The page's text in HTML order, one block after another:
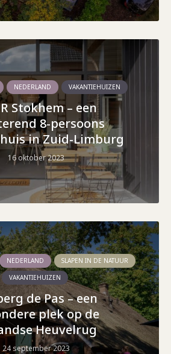
NEDERLAND VAKANTIEHUIZEN
Stokhem – een
8-persoons
in Zuid-Limburg
16 oktober 2023
NEDERLAND
SLAPEN IN DE NATUUR
VAKANTIEHUIZEN
de Pas – een
plek op de
Heuvelrug
24 september 2023